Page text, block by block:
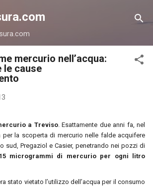
ai contenuti principali
mercurio nell’acqua:
le cause
a Treviso. Esattamente due anni fa, nel
per la scoperta di mercurio nelle falde acquifere
sud, Pregaziol e Casier, penetrando nei pozzi di
15 microgrammi di mercurio per ogni litro
stato vietato l’utilizzo dell’acqua per il consumo